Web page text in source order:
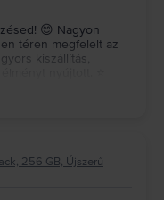
😊 Nagyon
téren megfelelt az
kiszállítás,
256 GB, Újszerű